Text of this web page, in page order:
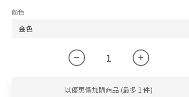
顏色
以優惠價加購商品 (最多 1 件)